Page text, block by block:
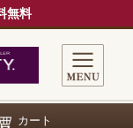
無料
カート